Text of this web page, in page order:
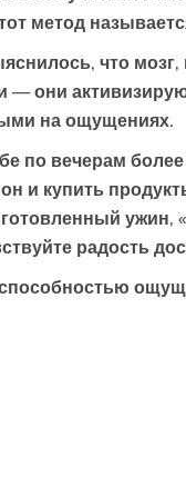
метод
что
они
на ощущениях.
по вечерам
и купить
ужин,
радость